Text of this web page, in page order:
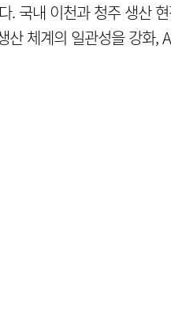
. 국내 이천과 청주 생산
산 체계의 일관성을 강화,